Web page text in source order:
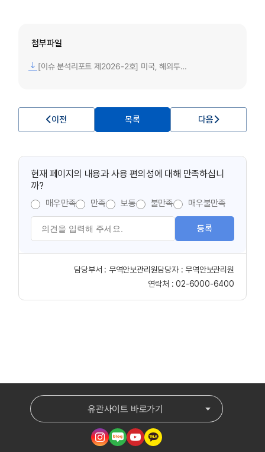
첨부파일
[이슈 분석리포트 제2026-2호] 미국, 해외투자(Outbound) 규제 체계 확대 및 법제화.pdf
이전 목록 다음
현재 페이지의 내용과 사용 편의성에 대해 만족하십니
까?
매우만족 만족 보통 불만족 매우불만족
등록
담당부서 : 무역안보관리원담당자 : 무역안보관리원
연락처 :02-6000-6400
유관사이트 바로가기